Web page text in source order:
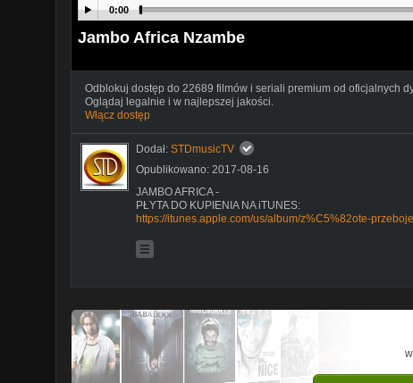
0:00
Jambo Africa Nzambe
Odblokuj dostęp do 22689 filmów i seriali premium od oficjalnych
Oglądaj legalnie i w najlepszej jakości.
Włącz dostęp
Dodał: STDmusicTV
Opublikowano: 2017-08-16
JAMBO AFRICA -
PŁYTA DO KUPIENIA NA iTUNES:
https://itunes.apple.com/us/album/z%C5%82ote-